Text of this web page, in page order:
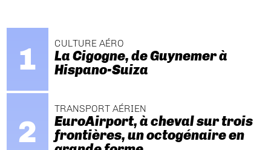
CULTURE AÉRO
La Cigogne, de Guynemer à
Hispano-Suiza
TRANSPORT AÉRIEN
EuroAirport, à cheval sur trois
frontières, un octogénaire en